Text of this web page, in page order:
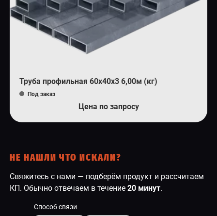
Труба профильная 60х40х3 6,00м (кг)
Под заказ
Цена по запросу
НЕ НАШЛИ ЧТО ИСКАЛИ?
Свяжитесь с нами — подберём продукт и рассчитаем
КП. Обычно отвечаем в течение 20 минут.
Способ связи